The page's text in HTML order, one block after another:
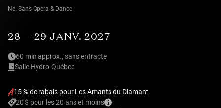
Ne. Sans Opera & Dance
28 — 29 JANV. 2027
60 min approx., sans entracte
Salle Hydro-Québec
15 % de rabais pour Les Amants du Diamant
20 $ pour les 20 ans et moins